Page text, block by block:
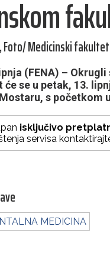
Foto/ Medicinski fakultet
(FENA) –
će se u petak, 13.
s početkom
isključivo
servisa
MEDICINA